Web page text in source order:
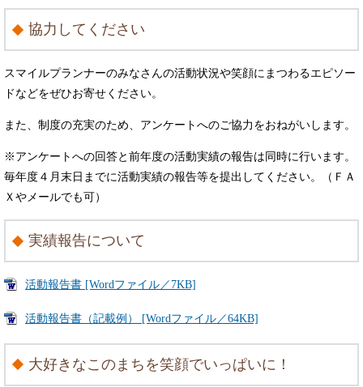
協力してください
スマイルプランナーのみなさんの活動状況や笑顔にまつわるエピソー
ドなどをぜひお寄せください。
また、制度の充実のため、アンケートへのご協力をおねがいします。
※アンケートへの回答と前年度の活動実績の報告は同時に行います。
毎年度４月末日までに活動実績の報告等を提出してください。（ＦＡ
Ｘやメールでも可）
実績報告について
活動報告書 [Wordファイル／7KB]
活動報告書（記載例） [Wordファイル／64KB]
大好きなこのまちを笑顔でいっぱいに！